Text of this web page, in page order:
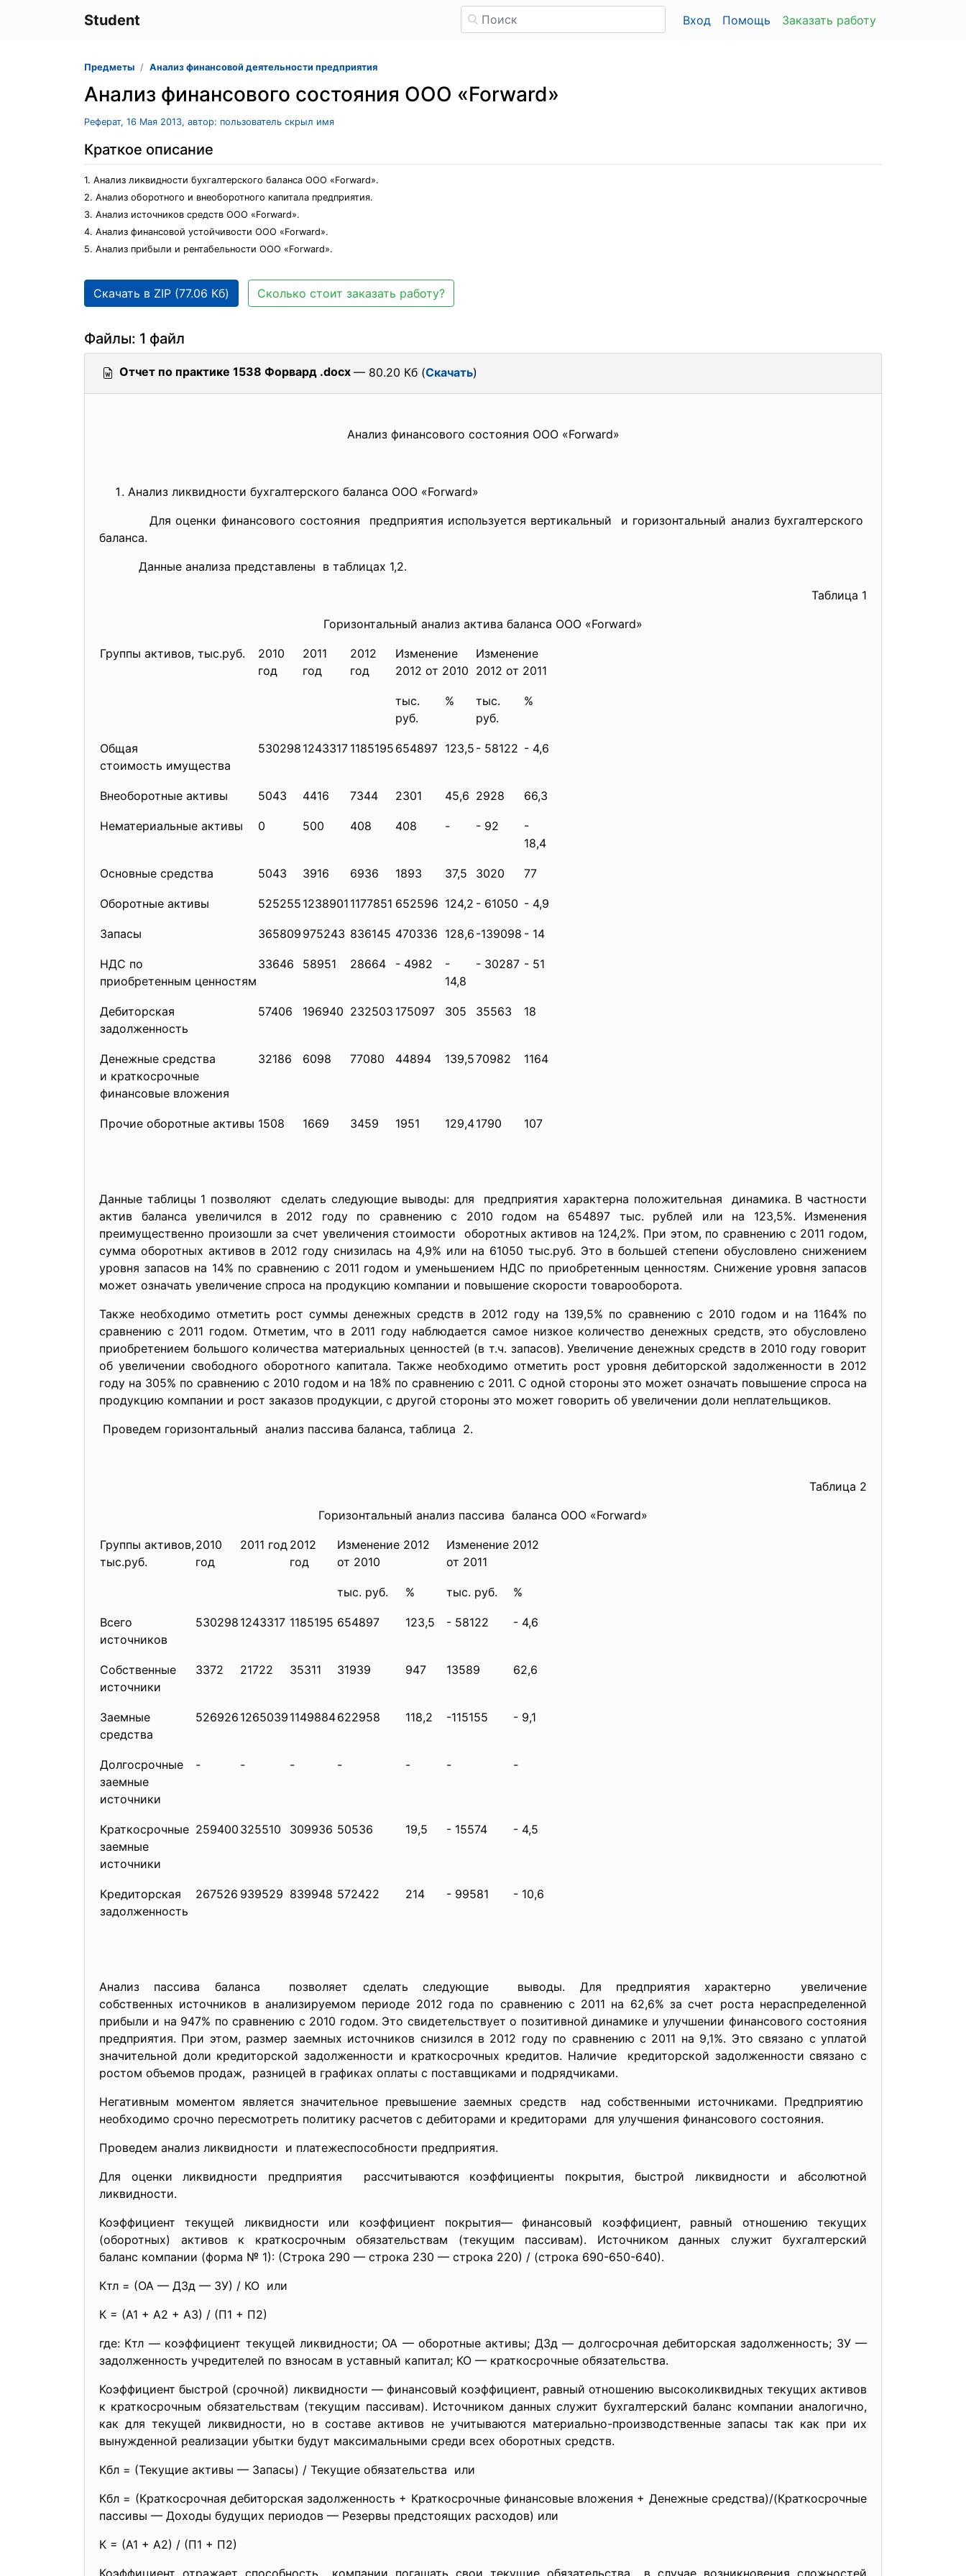
Student Вход Помощь Заказать работу
Предметы Анализ финансовой деятельности предприятия
Анализ финансового состояния ООО «Forward»
Реферат, 16 Мая 2013, автор: пользователь скрыл имя
Краткое описание
1. Анализ ликвидности бухгалтерского баланса ООО «Forward».
2. Анализ оборотного и внеоборотного капитала предприятия.
3. Анализ источников средств ООО «Forward».
4. Анализ финансовой устойчивости ООО «Forward».
5. Анализ прибыли и рентабельности ООО «Forward».
Скачать в ZIP (77.06 Кб) Сколько стоит заказать работу?
Файлы: 1 файл
Отчет по практике 1538 Форвард .docx — 80.20 Кб (Скачать)
Анализ финансового состояния ООО «Forward»
Анализ ликвидности бухгалтерского баланса ООО «Forward»
Для оценки финансового состояния предприятия используется вертикальный и горизонтальный анализбухгалтерского
баланса.
Данные анализа представлены в таблицах 1,2.
Таблица 1
Горизонтальный анализ актива баланса ООО «Forward»
Группы активов, тыс.руб.
2010
год
2011
год
2012
год
Изменение
2012 от 2010
Изменение
2012 от 2011
тыс.
руб.
%
тыс.
руб.
%
Общая
стоимость имущества
530298 1243317 1185195 654897 123,5 - 58122 - 4,6
Внеоборотные активы 5043 4416 7344 2301 45,6 2928 66,3
Нематериальные активы 0 500 408 408 - - 92
-
18,4
Основные средства 5043 3916 6936 1893 37,5 3020 77
Оборотные активы 525255 1238901 1177851 652596 124,2 - 61050 - 4,9
Запасы 365809 975243 836145 470336 128,6 -139098 - 14
НДС по
приобретенным ценностям
33646 58951 28664 - 4982
-
14,8
- 30287 - 51
Дебиторская
задолженность
57406 196940 232503 175097 305 35563 18
Денежные средства
и краткосрочные
финансовые вложения
32186 6098 77080 44894 139,570982 1164
Прочие оборотные активы 1508 1669 3459 1951 129,41790 107
Данные таблицы 1 позволяют сделать следующие выводы: для предприятия характерна положительная динамика. В частности
актив баланса увеличился в 2012 году по сравнению с 2010 годом на 654897 тыс. рублей или на 123,5%. Изменения
преимущественно произошли за счет увеличения стоимости оборотных активов на 124,2%. При этом, по сравнению с 2011 годом,
сумма оборотных активов в 2012 году снизилась на 4,9% или на 61050 тыс.руб. Это в большей степени обусловлено снижением
уровня запасов на 14% по сравнению с 2011 годом и уменьшением НДС по приобретенным ценностям. Снижение уровня запасов
может означать увеличение спроса на продукцию компании и повышение скорости товарооборота.
Также необходимо отметить рост суммы денежных средств в 2012 году на 139,5% по сравнению с 2010 годом и на 1164% по
сравнению с 2011 годом. Отметим, что в 2011 году наблюдается самое низкое количество денежных средств, это обусловлено
приобретением большого количества материальных ценностей (в т.ч. запасов). Увеличение денежных средств в 2010 году говорит
об увеличении свободного оборотного капитала. Также необходимо отметить рост уровня дебиторской задолженности в 2012
году на 305% по сравнению с 2010 годом и на 18% по сравнению с 2011. С одной стороны это может означать повышение спроса на
продукцию компании и рост заказов продукции, с другой стороны это может говорить об увеличении доли неплательщиков.
Проведем горизонтальный анализ пассива баланса, таблица 2.
Таблица 2
Горизонтальный анализ пассива баланса ООО «Forward»
Группы активов,
тыс.руб.
2010
год
2011 год 2012
год
Изменение 2012
от 2010
Изменение 2012
от 2011
тыс. руб. % тыс. руб. %
Всего
источников
530298 1243317 1185195 654897 123,5 - 58122 - 4,6
Собственные
источники
3372 21722 35311 31939 947 13589 62,6
Заемные
средства
526926 1265039 1149884622958 118,2 -115155 - 9,1
Долгосрочные
заемные
источники
- - - - - - -
Краткосрочные
заемные
источники
259400 325510 309936 50536 19,5 - 15574 - 4,5
Кредиторская
задолженность
267526 939529 839948 572422 214 - 99581 - 10,6
Анализ пассива баланса позволяет сделать следующие выводы. Для предприятия характерно увеличение
собственных источников в анализируемом периоде 2012 года по сравнению с 2011 на 62,6% за счет роста нераспределенной
прибыли и на 947% по сравнению с 2010 годом. Это свидетельствует о позитивной динамике и улучшении финансового состояния
предприятия. При этом, размер заемных источников снизился в 2012 году по сравнению с 2011 на 9,1%. Это связано с уплатой
значительной доли кредиторской задолженности и краткосрочных кредитов. Наличие кредиторской задолженности связано с
ростом объемов продаж, разницей в графиках оплаты с поставщиками и подрядчиками.
Негативным моментом является значительное превышение заемных средств над собственными источниками. Предприятию
необходимо срочно пересмотреть политику расчетов с дебиторами и кредиторами для улучшения финансового состояния.
Проведем анализ ликвидности и платежеспособности предприятия.
Для оценки ликвидности предприятия рассчитываются коэффициенты покрытия, быстрой ликвидности и абсолютной
ликвидности.
Коэффициент текущей ликвидности или коэффициент покрытия— финансовый коэффициент, равный отношению текущих
(оборотных) активов к краткосрочным обязательствам (текущим пассивам). Источником данных служит бухгалтерский
баланс компании (форма № 1): (Строка 290 — строка 230 — строка 220) / (строка 690-650-640).
Ктл = (ОА — ДЗд — ЗУ) / КО или
К = (А1 + А2 + А3) / (П1 + П2)
где: Ктл — коэффициент текущей ликвидности; ОА — оборотные активы; ДЗд — долгосрочная дебиторская задолженность; ЗУ —
задолженность учредителей по взносам в уставный капитал; КО — краткосрочные обязательства.
Коэффициент быстрой (срочной) ликвидности — финансовый коэффициент, равный отношению высоколиквидных текущих активов
к краткосрочным обязательствам (текущим пассивам). Источником данных служит бухгалтерский баланс компании аналогично,
как для текущей ликвидности, но в составе активов не учитываются материально-производственные запасы так как при их
вынужденной реализации убытки будут максимальными среди всех оборотных средств.
Кбл = (Текущие активы — Запасы) / Текущие обязательства или
Кбл = (Краткосрочная дебиторская задолженность + Краткосрочные финансовые вложения + Денежные средства)/(Краткосрочные
пассивы — Доходы будущих периодов — Резервы предстоящих расходов) или
К = (А1 + А2) / (П1 + П2)
Коэффициент отражает способность компании погашать свои текущие обязательства в случае возникновения сложностей